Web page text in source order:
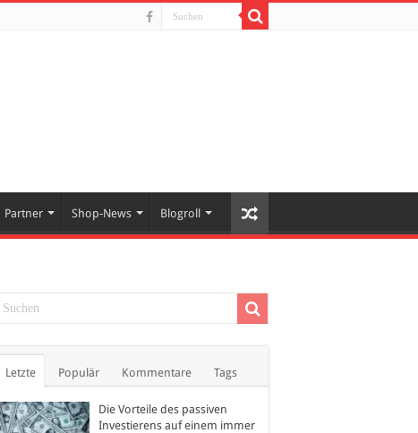
Partner Shop-News Blogroll
Letzte Populär Kommentare Tags
Die Vorteile des passiven
Investierens auf einem immer